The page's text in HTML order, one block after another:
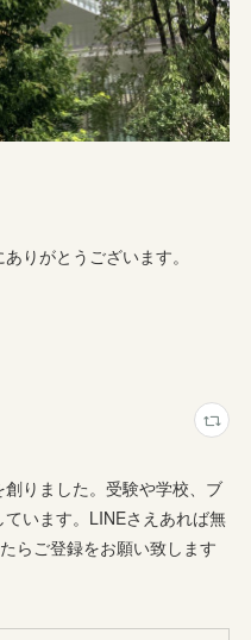
りがとうございます。
創りました。受験や学校、ブ
います。LINEさえあれば無
らご登録をお願い致します